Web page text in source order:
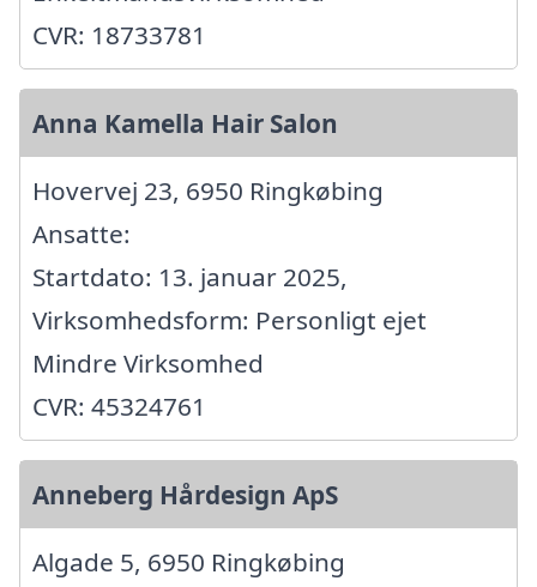
CVR: 18733781
Anna Kamella Hair Salon
Hovervej 23, 6950 Ringkøbing
Ansatte:
Startdato: 13. januar 2025,
Virksomhedsform: Personligt ejet
Mindre Virksomhed
CVR: 45324761
Anneberg Hårdesign ApS
Algade 5, 6950 Ringkøbing